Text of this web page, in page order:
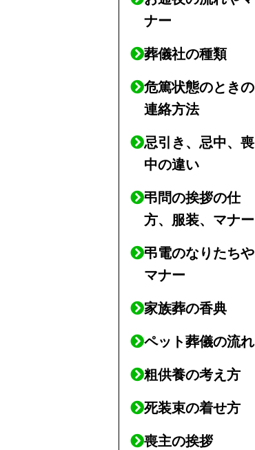
ナー
葬儀社の種類
危篤状態のときの
連絡方法
忌引き、忌中、喪
中の違い
弔問の挨拶の仕
方、服装、マナー
弔電のなりたちや
マナー
家族葬の香典
ペット葬儀の流れ
粗供養の考え方
死装束の着せ方
喪主の挨拶